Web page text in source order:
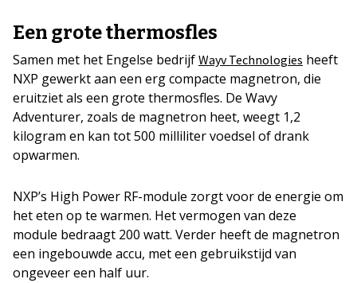
Een grote thermosfles
Samen met het Engelse bedrijf Wayv Technologies heeft
NXP gewerkt aan een erg compacte magnetron, die
eruitziet als een grote thermosfles. De Wavy
Adventurer, zoals de magnetron heet, weegt 1,2
kilogram en kan tot 500 milliliter voedsel of drank
opwarmen.
NXP’s High Power RF-module zorgt voor de energie om
het eten op te warmen. Het vermogen van deze
module bedraagt 200 watt. Verder heeft de magnetron
een ingebouwde accu, met een gebruikstijd van
ongeveer een half uur.